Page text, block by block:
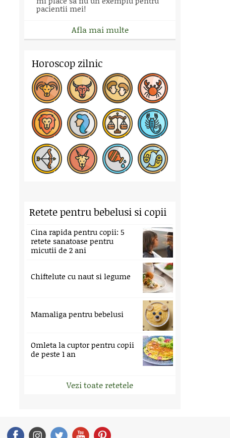
pacientii mei!
Afla mai multe
Horoscop zilnic
Retete pentru bebelusi si copii
Cina rapida pentru copii: 5
retete sanatoase pentru
micutii de 2 ani
Chiftelute cu naut si legume
Mamaliga pentru bebelusi
Omleta la cuptor pentru copii
de peste 1 an
Vezi toate retetele